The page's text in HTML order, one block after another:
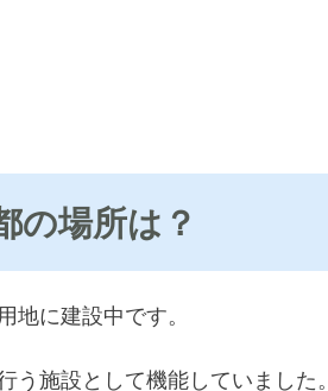
の場所は？
地に建設中です。
施設として機能していました。